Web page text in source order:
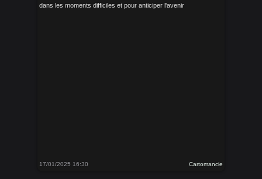
dans les moments difficiles et pour anticiper l'avenir
17/01/2025 16:30 Cartomancie